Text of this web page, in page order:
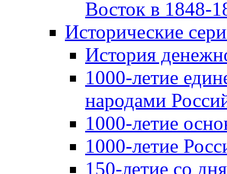
Восток в 1848-
Исторические
История
1000-летие
народами
1000-летие
1000-летие
150-летие со